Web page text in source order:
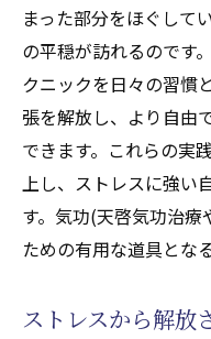
まった部分をほぐして
の平穏が訪れるのです
クニックを日々の習慣
張を解放し、より自由
できます。これらの実
上し、ストレスに強い
す。気功(天啓気功治
ための有用な道具とな
ストレスから解放